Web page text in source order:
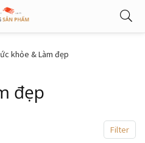
khỏe & Làm đẹp
đẹp
Filter